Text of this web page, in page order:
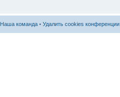
Наша команда • Удалить cookies конференции